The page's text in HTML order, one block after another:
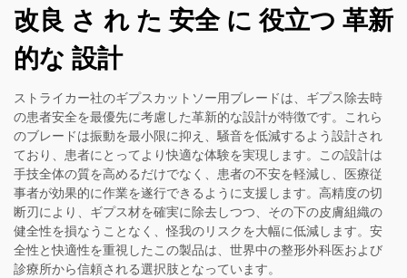
改良 さ れ た 安全 に 役立つ 革新
的な 設計
ストライカー社のギプスカットソー用ブレードは、ギプス除去時
の患者安全を最優先に考慮した革新的な設計が特徴です。これら
のブレードは振動を最小限に抑え、騒音を低減するよう設計され
ており、患者にとってより快適な体験を実現します。この設計は
手技全体の質を高めるだけでなく、患者の不安を軽減し、医療従
事者が効果的に作業を遂行できるように支援します。高精度の切
断刃により、ギプス材を確実に除去しつつ、その下の皮膚組織の
健全性を損なうことなく、怪我のリスクを大幅に低減します。安
全性と快適性を重視したこの製品は、世界中の整形外科医および
診療所から信頼される選択肢となっています。